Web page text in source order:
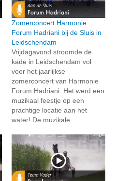
Zomerconcert Harmonie
Forum Hadriani bij de Sluis in
Leidschendam
Vrijdagavond stroomde de
kade in Leidschendam vol
voor het jaarlijkse
zomerconcert van Harmonie
Forum Hadriani. Het werd een
muzikaal feestje op een
prachtige locatie aan het
water! De muzikale...